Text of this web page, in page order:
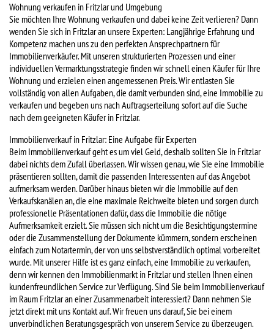
Wohnung verkaufen in Fritzlar und Umgebung
Sie möchten Ihre Wohnung verkaufen und dabei keine Zeit verlieren? Dann
wenden Sie sich in Fritzlar an unsere Experten: Langjährige Erfahrung und
Kompetenz machen uns zu den perfekten Ansprechpartnern für
Immobilienverkäufer. Mit unseren strukturierten Prozessen und einer
individuellen Vermarktungsstrategie finden wir schnell einen Käufer für Ihre
Wohnung und erzielen einen angemessenen Preis. Wir entlasten Sie
vollständig von allen Aufgaben, die damit verbunden sind, eine Immobilie zu
verkaufen und begeben uns nach Auftragserteilung sofort auf die Suche
nach dem geeigneten Käufer in Fritzlar.
Immobilienverkauf in Fritzlar: Eine Aufgabe für Experten
Beim Immobilienverkauf geht es um viel Geld, deshalb sollten Sie in Fritzlar
dabei nichts dem Zufall überlassen. Wir wissen genau, wie Sie eine Immobilie
präsentieren sollten, damit die passenden Interessenten auf das Angebot
aufmerksam werden. Darüber hinaus bieten wir die Immobilie auf den
Verkaufskanälen an, die eine maximale Reichweite bieten und sorgen durch
professionelle Präsentationen dafür, dass die Immobilie die nötige
Aufmerksamkeit erzielt. Sie müssen sich nicht um die Besichtigungstermine
oder die Zusammenstellung der Dokumente kümmern, sondern erscheinen
einfach zum Notartermin, der von uns selbstverständlich optimal vorbereitet
wurde. Mit unserer Hilfe ist es ganz einfach, eine Immobilie zu verkaufen,
denn wir kennen den Immobilienmarkt in Fritzlar und stellen Ihnen einen
kundenfreundlichen Service zur Verfügung. Sind Sie beim Immobilienverkauf
im Raum Fritzlar an einer Zusammenarbeit interessiert? Dann nehmen Sie
jetzt direkt mit uns Kontakt auf. Wir freuen uns darauf, Sie bei einem
unverbindlichen Beratungsgespräch von unserem Service zu überzeugen.